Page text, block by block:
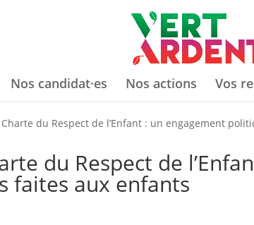
Nos candidat·es Nos actions Vos
du Respect de l’Enfant : un engagement
du Respect de
faites aux enfants